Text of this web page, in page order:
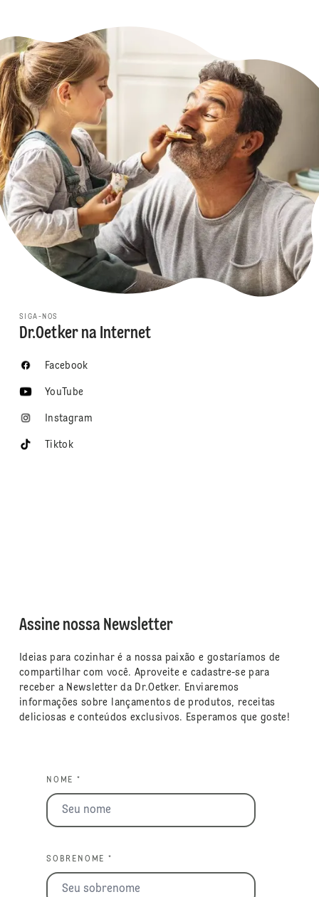
SIGA-NOS
Dr.Oetker na Internet
Facebook
YouTube
Instagram
Tiktok
Assine nossa Newsletter
Ideias para cozinhar é a nossa paixão e gostaríamos de
compartilhar com você. Aproveite e cadastre-se para
receber a Newsletter da Dr.Oetker. Enviaremos
informações sobre lançamentos de produtos, receitas
deliciosas e conteúdos exclusivos. Esperamos que goste!
NOME *
SOBRENOME *